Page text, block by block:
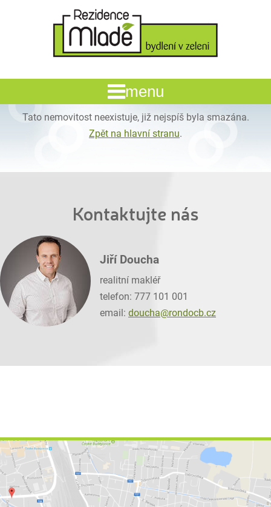
Tato nemovitost neexistuje, již nejspíš byla smazána.
Zpět na hlavní stranu.
Kontaktujte nás
Jiří Doucha
realitní makléř
telefon: 777 101 001
email: doucha@rondocb.cz